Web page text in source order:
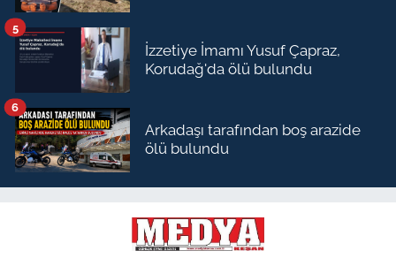
İzzetiye İmamı Yusuf Çapraz,
Korudağ'da ölü bulundu
5
Arkadaşı tarafından boş arazide
ölü bulundu
6